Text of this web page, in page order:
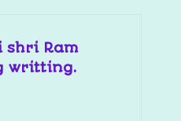
shri Ram
writting.